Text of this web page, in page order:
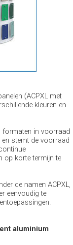
(ACPXL met
kleuren en
formaten in voorraad
stemt de voorraad
op korte termijn te
de namen ACPXL,
eenvoudig te
aluminium